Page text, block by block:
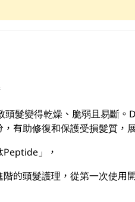
髮變得乾燥、脆弱且易斷。
有助修復和保護受損髮質，
」，
的頭髮護理，從第一次使用